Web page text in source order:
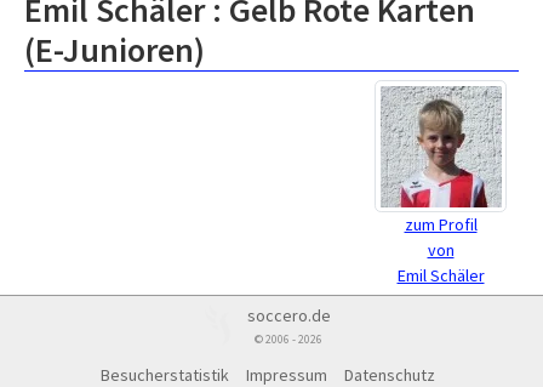
Emil Schäler : Gelb Rote Karten
(E-Junioren)
zum Profil
von
Emil Schäler
soccero.de
© 2006 - 2026
Besucherstatistik Impressum Datenschutz